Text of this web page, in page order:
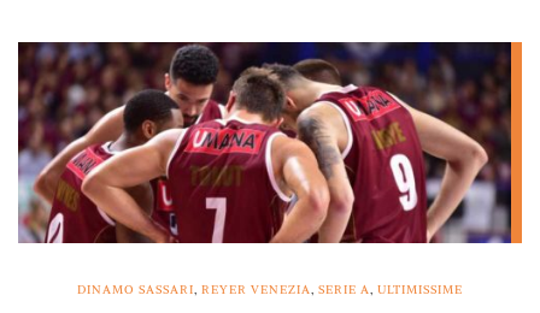
DINAMO SASSARI REYER VENEZIA SERIE A ULTIMISSIME